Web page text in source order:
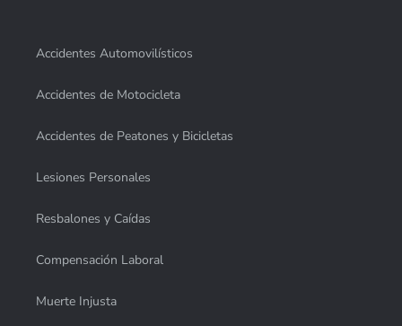
Accidentes Automovilísticos
Accidentes de Motocicleta
Accidentes de Peatones y Bicicletas
Lesiones Personales
Resbalones y Caídas
Compensación Laboral
Muerte Injusta